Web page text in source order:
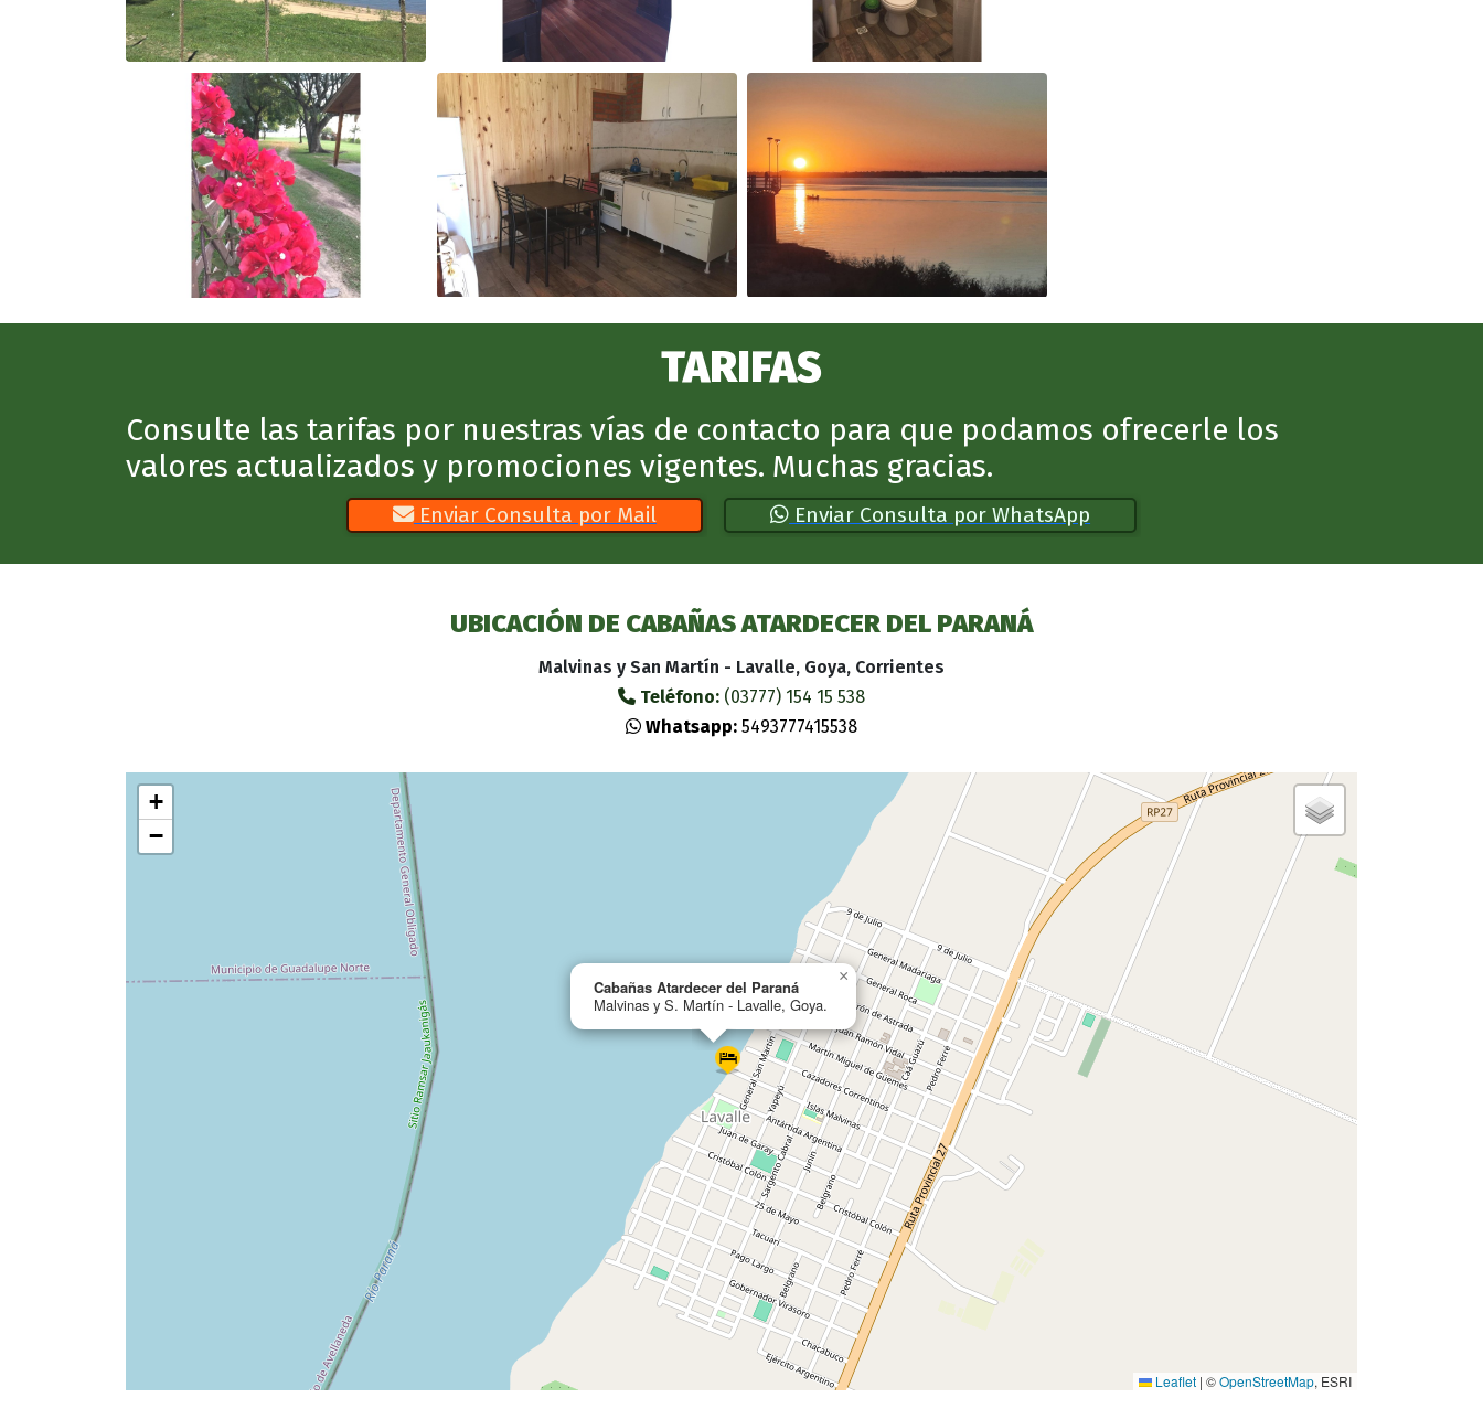
TARIFAS
Consulte las tarifas por nuestras vías de contacto para que podamos ofrecerle los
valores actualizados y promociones vigentes. Muchas gracias.
Enviar Consulta por Mail Enviar Consulta por WhatsApp
UBICACIÓN DE CABAÑAS ATARDECER DEL PARANÁ
Malvinas y San Martín - Lavalle, Goya, Corrientes
Teléfono: (03777) 154 15 538
Whatsapp: 5493777415538